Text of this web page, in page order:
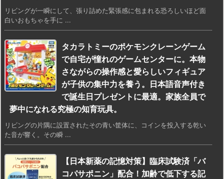
リビングが一瞬にして、張り詰めた緊張感に包まれる恐ろしいほど面
白いおもちゃを手に ...
タカラトミーのポケモンクレーンゲーム
で自宅が憧れのゲームセンターに。本物
さながらの操作感と愛らしいフィギュア
が子供の集中力を養う。日本語音声付き
で誕生日プレゼントに最適。家族全員で
夢中になれる究極の知育玩具。
リビングの片隅に設置されたその青い筐体に、コインを投入する乾い
た音が響く。その瞬 ...
【日本新薬の記憶対策】臨床試験済「バ
コパサポニン」配合！加齢で低下する記